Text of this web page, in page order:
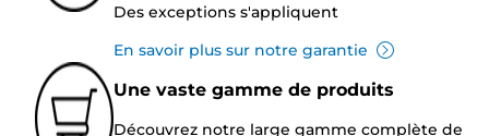
Des exceptions s'appliquent
En savoir plus sur notre garantie
Une vaste gamme de produits
Découvrez notre large gamme complète de